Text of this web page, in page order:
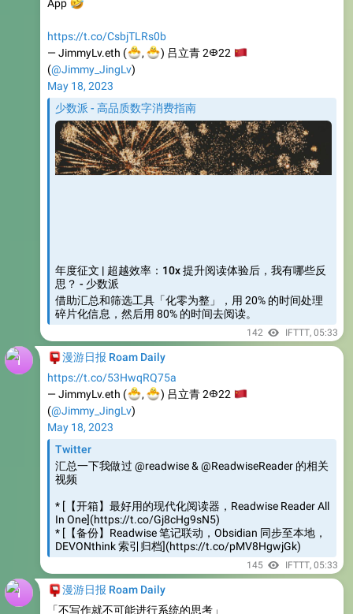
(@Jimmy_JingLv)
May 18, 2023
少数派 - 高品质数字消费指南
借助汇总和筛选工具「化零为整」，用 20% 的时间处理
碎片化信息，然后用 80% 的时间去阅读。
142 IFTTT,05:33
漫游日报 Roam Daily
https://t.co/53HwqRQ75a
— JimmyLv.eth (
🐣
,
🐣) 吕立青 2𐃏22
(@Jimmy_JingLv)
May 18, 2023
Twitter
汇总一下我做过 @readwise & @ReadwiseReader 的相关
视频
* [【开箱】最好用的现代化阅读器，Readwise Reader All
In One](https://t.co/Gj8cHg9sN5)
* [【备份】Readwise 笔记联动，Obsidian 同步至本地，
DEVONthink 索引归档](https://t.co/pMV8HgwjGk)
145 IFTTT,05:33
漫游日报 Roam Daily
「不写作就不可能进行系统的思考」
很多人认为自己已经有了非常成熟和深入的理解，但是如果